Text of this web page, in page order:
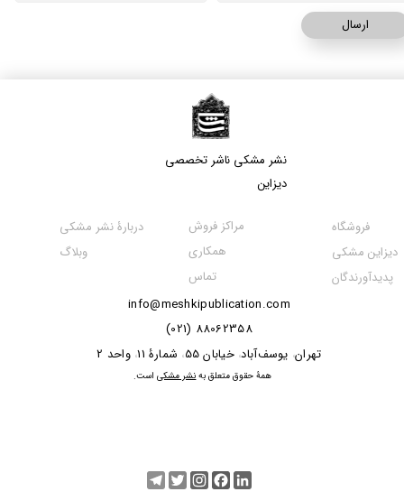
ارسال
نشر مشکی​​​​​​​ ناشر تخصصی
دیزاین
info@meshkipublication.com
88062358 (021)
​​​​​​تهران، یوسف‌آباد، خیابان 55 ، شمارۀ 11 ،واحد 2
مراکز فروش
همکاری
تماس
فروشگاه
دیزاین مشکی
پدیدآورندگان
دربارۀ نشر مشکی
وبلاگ
​همۀ حقوق متعلق بهنشر مشکیاست.
Telegram
TwitterInstagramFacebook